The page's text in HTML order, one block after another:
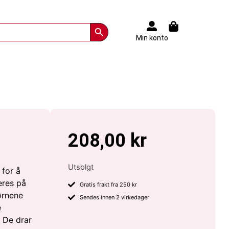
Search Button
Min konto
for å
på
De drar
208,00 kr
Utsolgt
Gratis frakt fra 250 kr
Sendes innen 2 virkedager